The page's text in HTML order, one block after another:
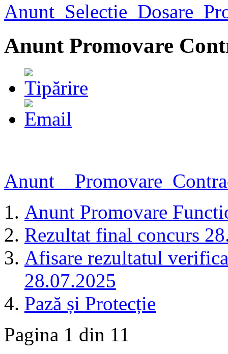
Anunt Promovare
Anunt Promovare
Rezultat final concurs
Afisare rezultatul
28.07.2025
Pază și Protecție
Pagina 1 din 11